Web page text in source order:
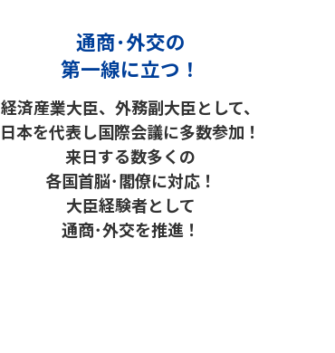
通商･外交の
第一線に立つ！
経済産業大臣、外務副大臣として、
日本を代表し国際会議に多数参加！
来日する数多くの
各国首脳･閣僚に対応！
大臣経験者として
通商･外交を推進！